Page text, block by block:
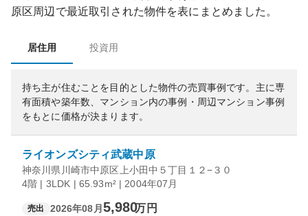
原区周辺で最近取引された物件を表にまとめました。
居住用 投資用
持ち主が住むことを目的とした物件の売買事例です。 主に専
有面積や築年数、マンション内の事例・周辺マンション事例
をもとに価格が決まります。
ライオンズシティ武蔵中原
神奈川県川崎市中原区上小田中５丁目１２−３０
4階 | 3LDK | 65.93m² | 2004年07月
売出 2026年08月 5,980万円